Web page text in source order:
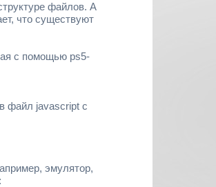
файлов. А
что существуют
с помощью ps5-
файл javascript с
эмулятор,